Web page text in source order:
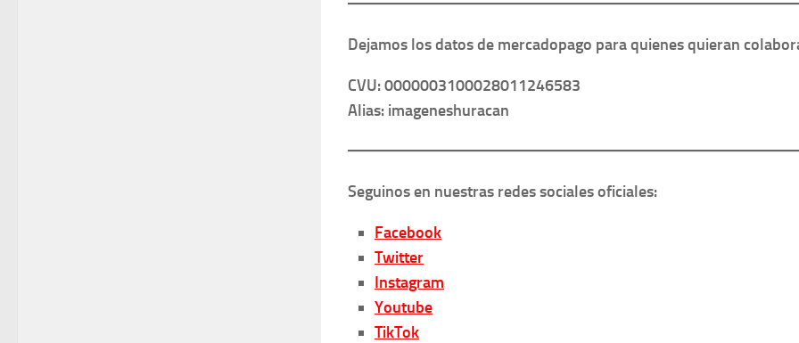
Dejamos los datos de mercadopago para quienes quieran
CVU: 0000003100028011246583
Alias: imageneshuracan
Seguinos en nuestras redes sociales oficiales:
Facebook
Twitter
Instagram
Youtube
TikTok